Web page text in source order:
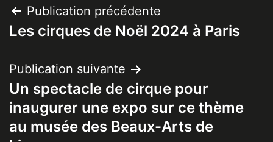
Navigation
de
l’article
Publication précédente
Les cirques de Noël 2024 à Paris
Publication suivante
Un spectacle de cirque pour
inaugurer une expo sur ce thème
au musée des Beaux-Arts de